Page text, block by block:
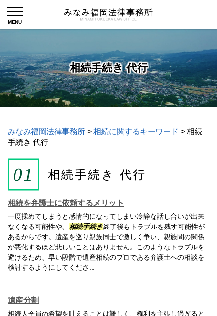
相続手続き 代行
みなみ福岡法律事務所 > 相続に関するキーワード > 相続
手続き 代行
相続手続き 代行
相続を弁護士に依頼するメリット
一度揉めてしまうと感情的になってしまい冷静な話し合いが出来
なくなる可能性や、 相続手続き終了後もトラブルを残す可能性が
あるからです。遺産を巡り親族同士で激しく争い、親族間の関係
が悪化するほど悲しいことはありません。このようなトラブルを
避けるため、早い段階で遺産相続のプロである弁護士への相談を
検討するようにしてくださ...
遺産分割
相続人全員の希望を叶えることは難しく、権利を主張し過ぎると